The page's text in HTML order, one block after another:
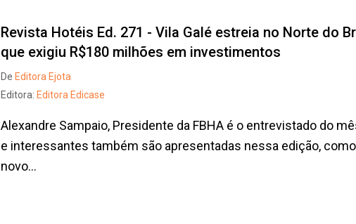
Revista Hotéis Ed. 271 - Vila Galé estreia no Norte do
que exigiu R$180 milhões em investimentos
De Editora Ejota
Editora: Editora Edicase
Alexandre Sampaio, Presidente da FBHA é o entrevistado do
e interessantes também são apresentadas nessa edição,
novo...